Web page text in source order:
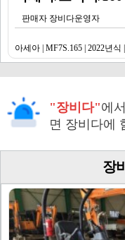
판매자 장비다운영자
아세아 | MF7S.165 | 2022년식
"장비다"에
면 장비다에
장